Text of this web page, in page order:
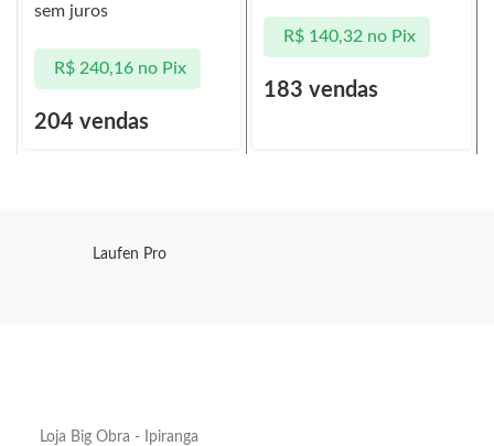
sem juros
R$240,16 no Pix
204 vendas
R$140,32 no Pix
183 vendas
Laufen Pro
Loja Big Obra - Ipiranga